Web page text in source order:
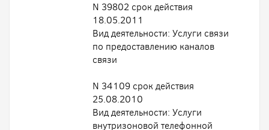
N 39802 срок действия
18.05.2011
Вид деятельности: Услуги связи
по предоставлению каналов
связи
N 34109 срок действия
25.08.2010
Вид деятельности: Услуги
внутризоновой телефонной